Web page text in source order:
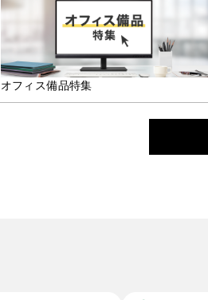
オフィス備品特集